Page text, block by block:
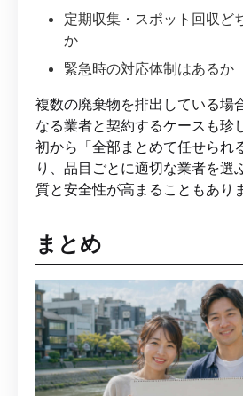
定期収集・スポット回収ど
か
緊急時の対応体制はあるか
複数の廃棄物を排出している場
なる業者と契約するケースも珍
初から「全部まとめて任せられ
り、品目ごとに適切な業者を選
質と安全性が高まることもあり
まとめ